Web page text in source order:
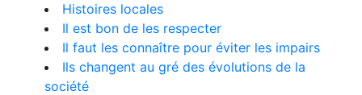
Histoires locales
Il est bon de les respecter
Il faut les connaître pour éviter les impairs
Ils changent au gré des évolutions de la
société